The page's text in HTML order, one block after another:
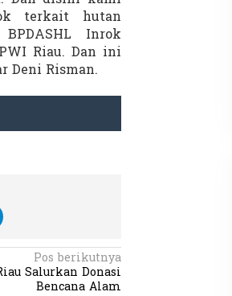
terkait hutan
Inrok
Riau. Dan ini
Deni Risman.
Pos berikutnya
Salurkan Donasi
Bencana Alam
Eksplore Meranti – Yok ke Meranti
Di Budaya, NASIONAL, VIDEO, Wisata
2024